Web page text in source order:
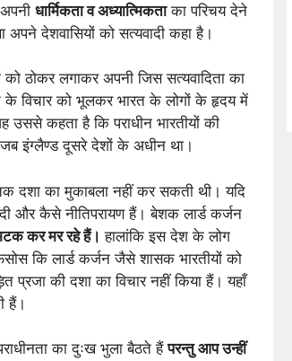
धार्मिकता व अध्यात्मिकताका परिचय देने
देशवासियों को सत्यवादी कहा है।
को ठोकर लगाकर अपनी जिस सत्यवादिता का
के विचार को भूलकर भारत के लोगों के हृदय में
उससे कहता है कि पराधीन भारतीयों की
इंग्लैण्ड दूसरे देशों के अधीन था।
दशा का मुकाबला नहीं कर सकती थी। यदि
और कैसे नीतिपरायण हैं।बेशक लार्ड कर्जन
कर मर रहे हैं। हालांकि इस देश के लोग
कि लार्ड कर्जन जैसे शासक भारतीयों को
की दशा का विचार नहीं किया हैं। यहाँ
हैं।
का दुःख भुला बैठते हैंपरन्तु आप उन्हीं